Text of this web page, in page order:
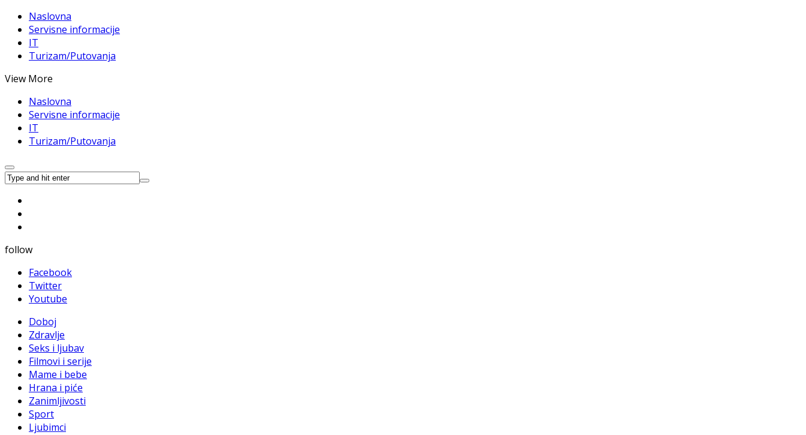
Naslovna
Servisne informacije
IT
Turizam/Putovanja
View More
Naslovna
Servisne informacije
IT
Turizam/Putovanja
follow
Facebook
Twitter
Youtube
Doboj
Zdravlje
Seks i ljubav
Filmovi i serije
Mame i bebe
Hrana i piće
Zanimljivosti
Sport
Ljubimci